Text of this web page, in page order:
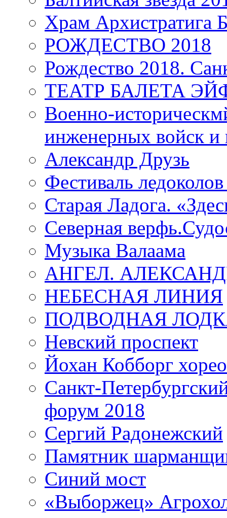
Храм
РОЖДЕСТВО 2018
Рождество 2018.
ТЕАТР БАЛЕТА
Военно-
инженерных войск и
Александр Друзь
Фестиваль
Старая Ладога.
Северная
Музыка Валаама
АНГЕЛ.
НЕБЕСНАЯ ЛИНИЯ
ПОДВОДНАЯ
Невский проспект
Йохан Кобборг
Санкт-
форум 2018
Сергий Радонежский
Памятник
Синий мост
«Выборжец»